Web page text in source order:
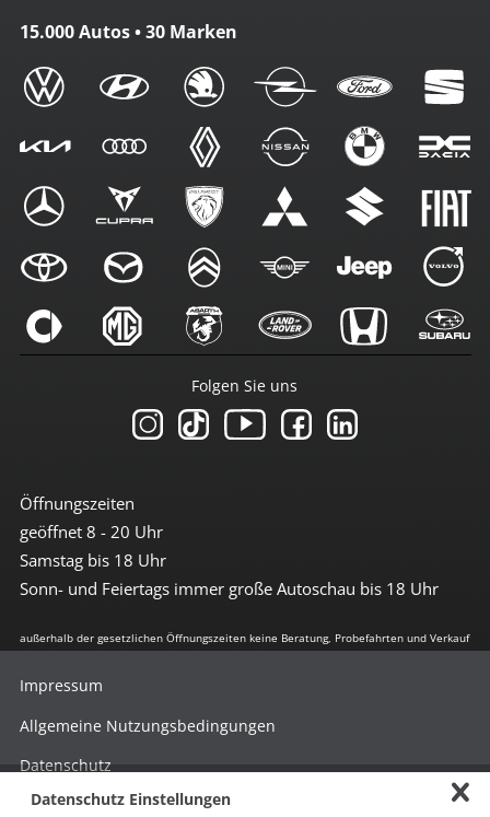
15.000 Autos • 30 Marken
Öffnungszeiten
geöffnet 8 - 20 Uhr
Samstag bis 18 Uhr
Sonn- und Feiertags immer große Autoschau bis 18 Uhr
Folgen Sie uns
außerhalb der gesetzlichen Öffnungszeiten keine Beratung, Probefahrten und Verkauf
Impressum
Allgemeine Nutzungsbedingungen
Datenschutz
Hinweisgebersystem nach HinSchG
Datenschutz Einstellungen